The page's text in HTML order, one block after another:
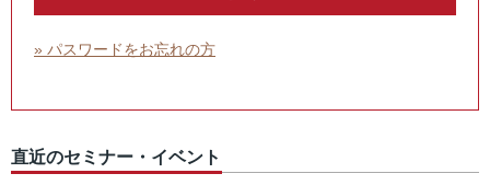
» パスワードをお忘れの方
直近のセミナー・イベント